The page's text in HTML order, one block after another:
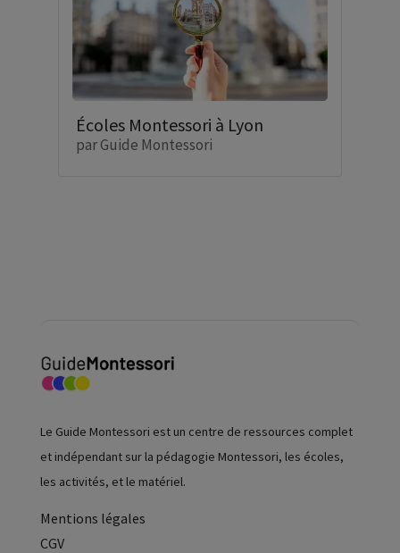
Écoles Montessori à Lyon
parGuide Montessori
Le Guide Montessori est un centre de ressources complet
et indépendant sur la pédagogie Montessori, les écoles,
les activités, et le matériel.
Mentions légales
CGV